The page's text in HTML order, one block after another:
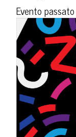
Evento passato